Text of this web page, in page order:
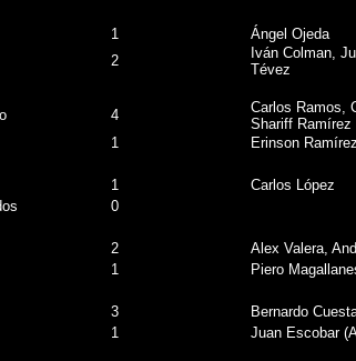
1
Ángel Ojeda
2
Iván Colman,
Tévez
4
Carlos Ramos,
Shariff Ramírez
1 Erinson Ramírez
1
Carlos López
0
2
Alex Valera,
1 Piero
3
Bernardo
1 Juan Escobar